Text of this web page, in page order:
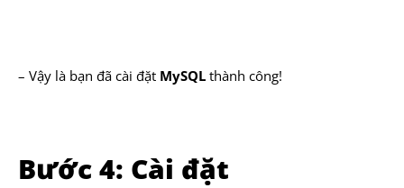
– Vậy là bạn đã cài đặt MySQL thành công!
Bước 4: Cài đặt